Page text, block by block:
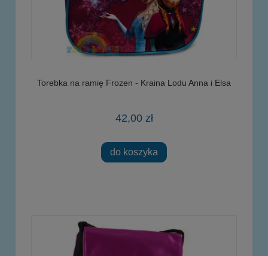
Torebka na ramię Frozen - Kraina Lodu Anna i Elsa
42,00 zł
do koszyka